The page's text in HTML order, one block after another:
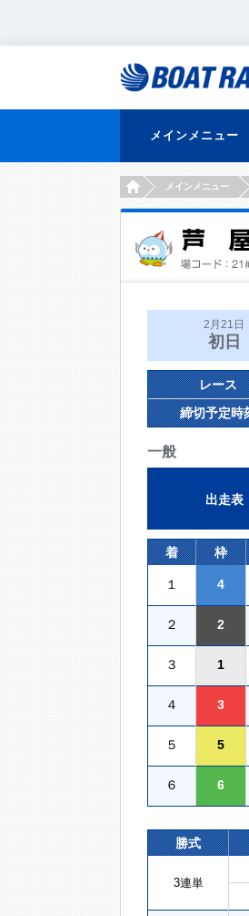
メインメニュー
HOMEメインメニュー
2月21日
初日
レース
締切予定時
一般
出走表
着 枠
１ 4
２ 2
３ 1
４ 3
５ 5
６ 6
勝式
3連単